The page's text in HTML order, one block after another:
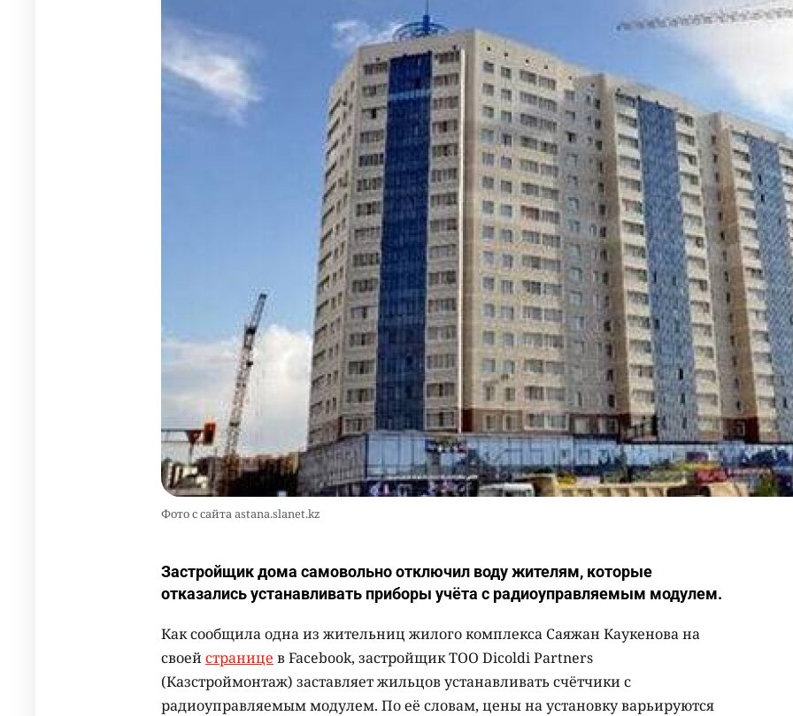
Фото с сайта astana.slanet.kz
Застройщик дома самовольно отключил воду жителям, которые
отказались устанавливать приборы учёта с радиоуправляемым модулем.
Как сообщила одна из жительниц жилого комплекса Саяжан Каукенова на
своейстранице в Facebook, застройщик ТОО Dicoldi Partners
(Казстроймонтаж) заставляет жильцов устанавливать счётчики с
радиоуправляемым модулем. По её словам, цены на установку варьируются